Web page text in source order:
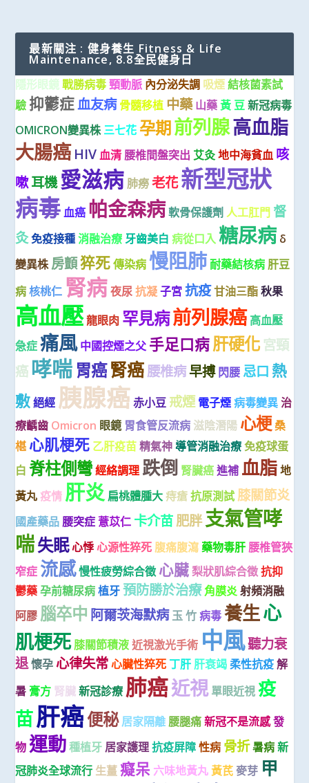
最新關注 : 健身養生 Fitness & Life
Maintenance, 8.8全民健身日
隱形眼鏡 戰勝病毒 頸動脈 內分泌失調 吸煙 結核菌素試
驗 抑鬱症血友病 骨髓移植 中藥 山藥 黃 豆 新冠病毒
OMICRON變異株 三七花 孕期前列腺高血脂
大腸癌 HIV 血清 腰椎間盤突出 艾灸 地中海貧血 咳
嗽耳機愛滋病 肺癆 老花新型冠狀
病毒 血癌 帕金森病軟骨保護劑 人工肛門 督
灸免疫接種 消融治療 牙齒美白 病從口入 糖尿病 δ
變異株 房顫猝死 傳染病 慢阻肺 耐藥結核病 肝豆
病 核桃仁 腎病 夜尿 抗凝 子宮 抗疫甘油三酯 秋果
高血壓龍眼肉 罕見病前列腺癌 高血壓
急症 痛風 中國控煙之父 手足口病肝硬化 宮頸
癌 哮喘 胃癌腎癌腰椎病早搏 閃腰 忌口 熱
敷 絕經 胰腺癌 赤小豆 戒煙 電子煙 病毒變異 治
療齲齒 Omicron 眼鏡 胃食管反流病 滋陰潛陽 心梗桑
椹 心肌梗死 乙肝疫苗 精氣神 導管消融治療 免疫球蛋
白 脊柱側彎經絡調理 跌倒 腎臟癌 進補 血脂 地
黃丸 疫情 肝炎 扁桃體腫大 痔瘡 抗原測試 膝關節炎
國產藥品 腰突症 薏苡仁 卡介苗肥胖支氣管哮
喘失眠心悸 心源性猝死 腹痛腹瀉 藥物毒肝 腰椎管狹
窄症 流感慢性疲勞綜合徵 心臟 梨狀肌綜合徵 抗抑
鬱藥 孕前糖尿病 植牙 預防勝於治療 角膜炎 射頻消融
阿膠 腦卒中 阿爾茨海默病 玉 竹 病毒 養生心
肌梗死 膝關節積液 近視激光手術 中風聽力衰
退懷孕 心律失常 心臟性猝死 丁肝 肝衰竭 柔性抗疫 解
暑 膏方 腎臟 新冠診療 肺癌近視 單眼近視 疫
苗肝癌便秘 居家隔離 腰腿痛 新冠不是流感發
物 運動 種植牙 居家護理 抗疫屏障 性病 骨折暑病 新
冠肺炎全球流行 生薑 癡呆 六味地黃丸 黃芪 麥芽 甲